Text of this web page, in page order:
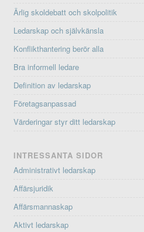
Ärlig skoldebatt och skolpolitik
Ledarskap och självkänsla
Konflikthantering berör alla
Bra informell ledare
Definition av ledarskap
Företagsanpassad
Värderingar styr ditt ledarskap
INTRESSANTA SIDOR
Administrativt ledarskap
Affärsjuridik
Affärsmannaskap
Aktivt ledarskap